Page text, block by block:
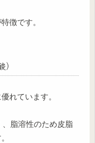
徴です。
れています。
脂溶性のため皮脂